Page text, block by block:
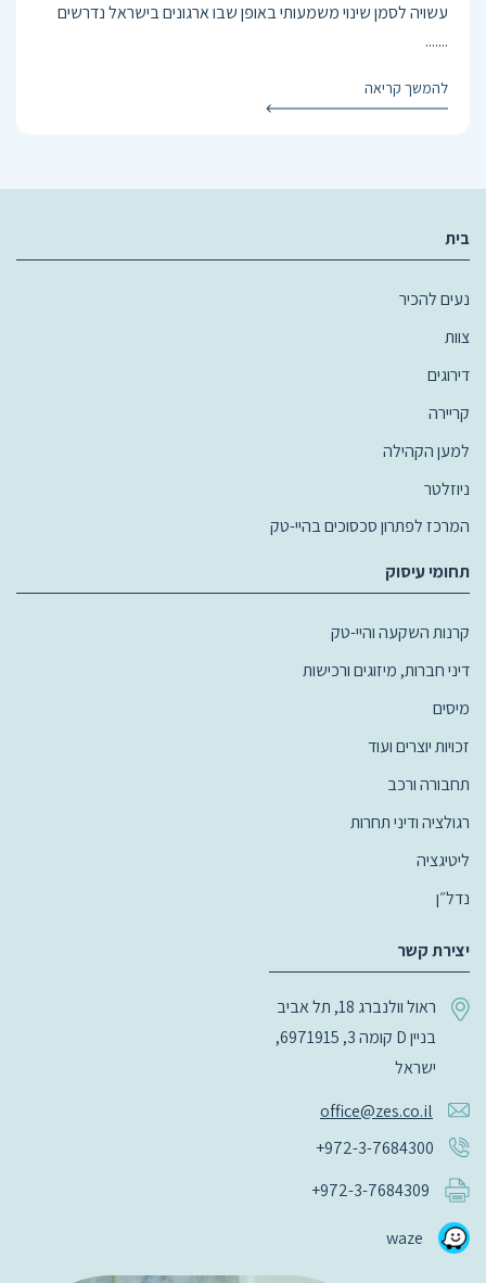
עשויה לסמן שינוי משמעותי באופן שבו ארגונים בישראל נדרשים
.......
להמשך קריאה
בית
נעים להכיר
צוות
דירוגים
קריירה
למען הקהילה
ניוזלטר
המרכז לפתרון סכסוכים בהיי-טק
תחומי עיסוק
קרנות השקעה והיי-טק
דיני חברות, מיזוגים ורכישות
מיסים
זכויות יוצרים ועוד
תחבורה ורכב
רגולציה ודיני תחרות
ליטיגציה
נדל״ן
יצירת קשר
ראול וולנברג 18, תל אביב
בניין D קומה 3, 6971915,
ישראל
office@zes.co.il
+972-3-7684300
+972-3-7684309
waze